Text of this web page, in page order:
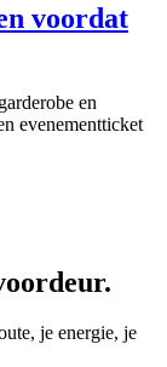
voordat
en
evenementticket
je energie, je